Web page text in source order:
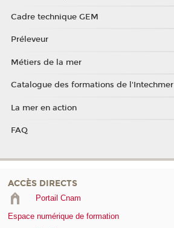
Cadre technique GEM
Préleveur
Métiers de la mer
Catalogue des formations de l'Intechmer
La mer en action
FAQ
ACCÈS DIRECTS
Portail Cnam
Espace numérique de formation